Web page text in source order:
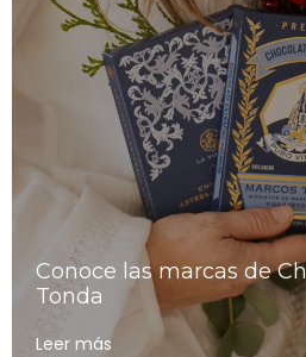
Conoce las marcas de
Tonda
Leer más